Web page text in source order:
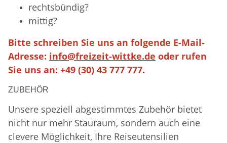
rechtsbündig?
mittig?
Bitte schreiben Sie uns an folgende E-Mail-
Adresse: info@freizeit-wittke.de oder rufen
Sie uns an: +49 (30) 43 777 777.
ZUBEHÖR
Unsere speziell abgestimmtes Zubehör bietet
nicht nur mehr Stauraum, sondern auch eine
clevere Möglichkeit, Ihre Reiseutensilien